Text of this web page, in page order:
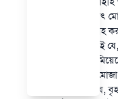
করেছেন;
প্রথমবার মাসেহ
আমরা ধরে নিই
ছিল। রাতে
এক্ষেত্রে তার
যদি ধরা হয় যে,